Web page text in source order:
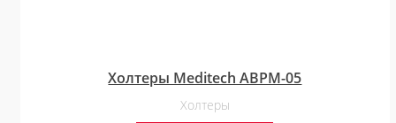
Холтеры Meditech ABPM-05
Холтеры